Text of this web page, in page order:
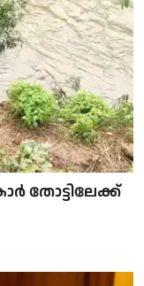
തോട്ടിലേക്ക്